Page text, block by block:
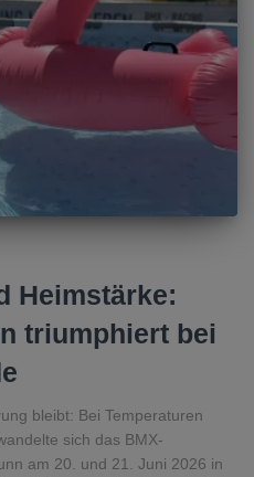
Heimstärke:
triumphiert bei
bleibt: Bei Temperaturen
sich das BMX-
am 20. und 21. Juni 2026 in